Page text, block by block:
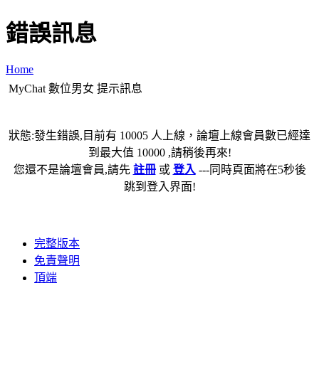
錯誤訊息
Home
MyChat 數位男女 提示訊息
狀態:發生錯誤,目前有 10005 人上線，論壇上線會員數已經達
到最大值 10000 ,請稍後再來!
您還不是論壇會員,請先 註冊或 登入 ---同時頁面將在5秒後
跳到登入界面!
完整版本
免責聲明
頂端